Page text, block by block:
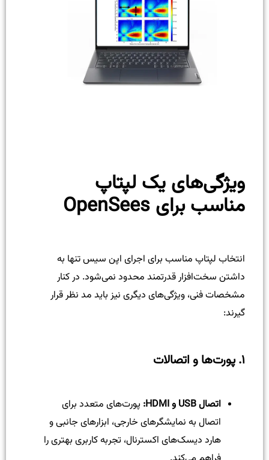
ویژگی‌های یک لپتاپ
مناسب برای OpenSees
انتخاب لپتاپ مناسب برای اجرای اپن سیس تنها به
داشتن سخت‌افزار قدرتمند محدود نمی‌شود. در کنار
مشخصات فنی، ویژگی‌های دیگری نیز باید مد نظر قرار
گیرند:
۱. پورت‌ها و اتصالات
اتصال USB و HDMI:
پورت‌های متعدد برای
اتصال به نمایشگرهای خارجی، ابزارهای جانبی و
هارد دیسک‌های اکسترنال، تجربه کاربری بهتری را